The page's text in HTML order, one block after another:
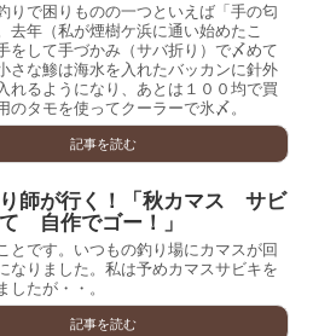
りで困りものの一つといえば「手の匂
去年（私が煙樹ケ浜に通い始めたこ
をして手づかみ（サバ折り）で〆めて
さな鯵は海水を入れたバッカンに針外
れるようになり、あとは１００均で買
のタモを使ってクーラーで氷〆。
記事を読む
師が行く！「秋カマス サビ
自作でゴー！」
とです。いつもの釣り場にカマスが回
なりました。私は予めカマスサビキを
したが・・。
記事を読む